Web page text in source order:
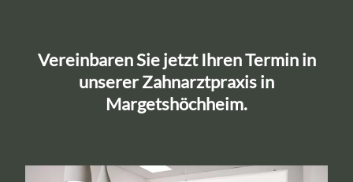
Vereinbaren Sie jetzt Ihren Termin in
unserer Zahnarztpraxis in
Margetshöchheim.